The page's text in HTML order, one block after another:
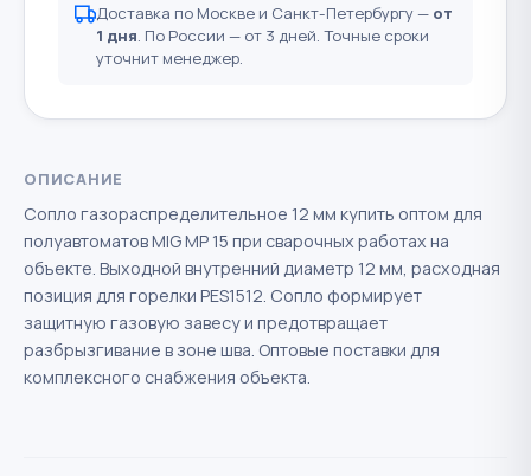
Доставка по Москве и Санкт-Петербургу — от
1 дня . По России — от 3 дней. Точные сроки
уточнит менеджер.
ОПИСАНИЕ
Сопло газораспределительное 12 мм купить оптом для
полуавтоматов MIG MP 15 при сварочных работах на
объекте. Выходной внутренний диаметр 12 мм, расходная
позиция для горелки PES1512. Сопло формирует
защитную газовую завесу и предотвращает
разбрызгивание в зоне шва. Оптовые поставки для
комплексного снабжения объекта.